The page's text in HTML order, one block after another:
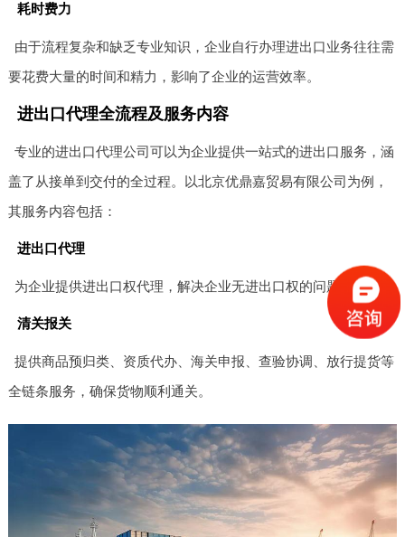
耗时费力
由于流程复杂和缺乏专业知识，企业自行办理进出口业务往往需
要花费大量的时间和精力，影响了企业的运营效率。
进出口代理全流程及服务内容
专业的进出口代理公司可以为企业提供一站式的进出口服务，涵
盖了从接单到交付的全过程。以北京优鼎嘉贸易有限公司为例，
其服务内容包括：
进出口代理
为企业提供进出口权代理，解决企业无进出口权的问题。
清关报关
提供商品预归类、资质代办、海关申报、查验协调、放行提货等
全链条服务，确保货物顺利通关。